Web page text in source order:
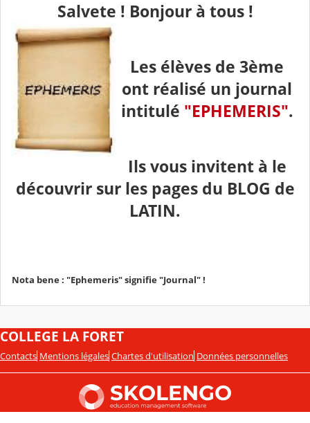
Salvete ! Bonjour à tous !
Les élèves de 3ème
ont réalisé un journal
intitulé "EPHEMERIS".
Ils vous invitent à le
découvrir sur les pages du BLOG de
LATIN.
Nota bene : "Ephemeris" signifie "Journal" !
COLLEGE LA FORET
Contacts Mentions légales Chartes d'utilisation Données personnelles